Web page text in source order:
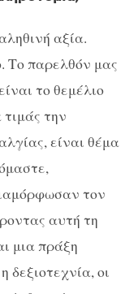
αξία.
Το παρελθόν μας
το θεμέλιο
την
είναι θέμα
τον
αυτή τη
μια πράξη
δεξιοτεχνία, οι